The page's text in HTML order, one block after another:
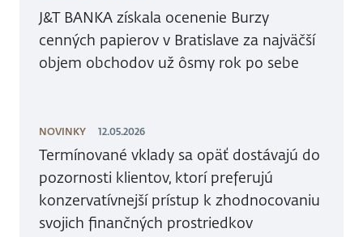
J&T BANKA získala ocenenie Burzy
cenných papierov v Bratislave za najväčší
objem obchodov už ôsmy rok po sebe
NOVINKY 12.05.2026
Termínované vklady sa opäť dostávajú do
pozornosti klientov, ktorí preferujú
konzervatívnejší prístup k zhodnocovaniu
svojich finančných prostriedkov